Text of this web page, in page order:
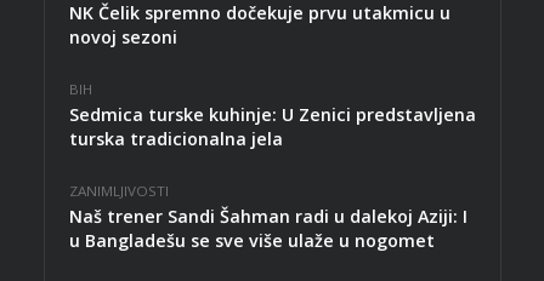
NK Čelik spremno dočekuje prvu utakmicu u
novoj sezoni
BIH
Sedmica turske kuhinje: U Zenici predstavljena
turska tradicionalna jela
ZANIMLJIVOSTI
Naš trener Sandi Šahman radi u dalekoj Aziji: I
u Bangladešu se sve više ulaže u nogomet